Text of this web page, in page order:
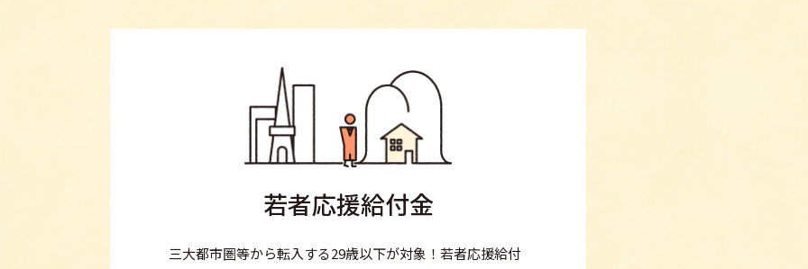
若者応援給付金
三大都市圏等から転入する29歳以下が対象！若者応援給付